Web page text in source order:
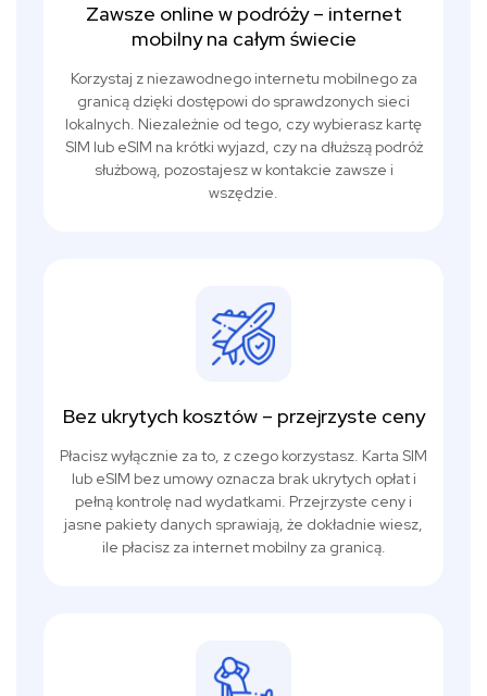
Zawsze online w podróży – internet
mobilny na całym świecie
Korzystaj z niezawodnego internetu mobilnego za
granicą dzięki dostępowi do sprawdzonych sieci
lokalnych. Niezależnie od tego, czy wybierasz kartę
SIM lub eSIM na krótki wyjazd, czy na dłuższą podróż
służbową, pozostajesz w kontakcie zawsze i
wszędzie.
Bez ukrytych kosztów – przejrzyste ceny
Płacisz wyłącznie za to, z czego korzystasz. Karta SIM
lub eSIM bez umowy oznacza brak ukrytych opłat i
pełną kontrolę nad wydatkami. Przejrzyste ceny i
jasne pakiety danych sprawiają, że dokładnie wiesz,
ile płacisz za internet mobilny za granicą.